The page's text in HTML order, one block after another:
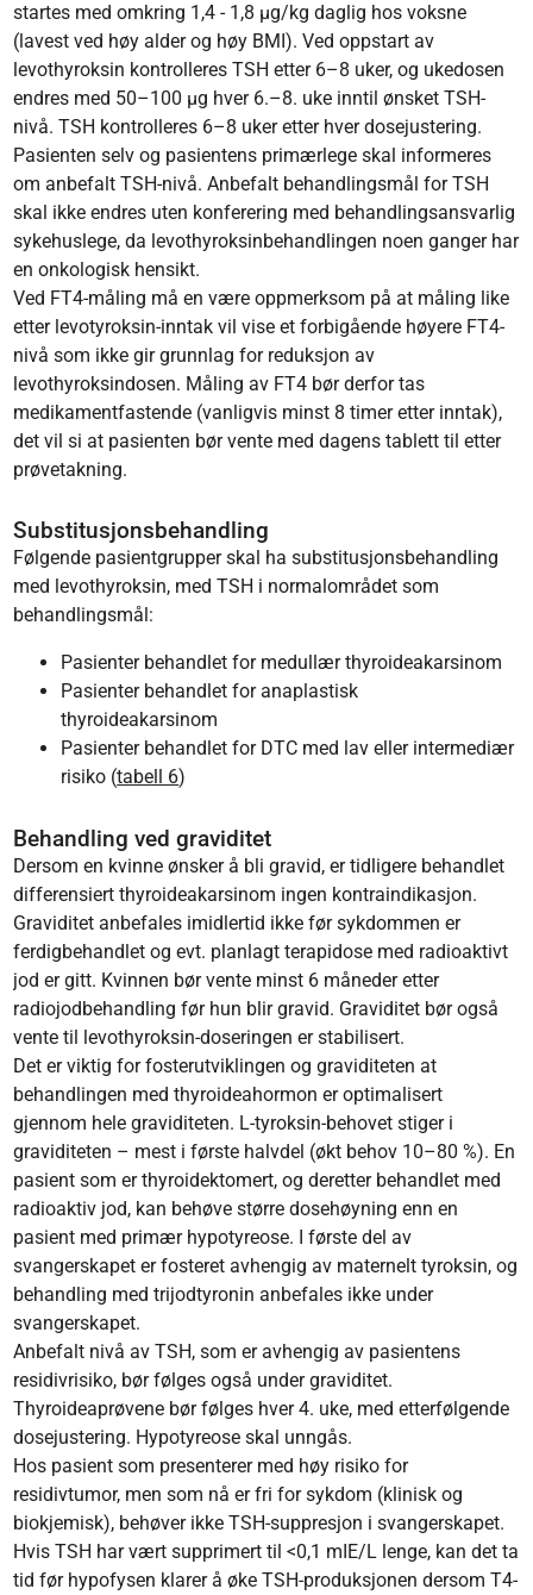
startes med omkring 1,4 - 1,8 µg/kg daglig hos voksne
(lavest ved høy alder og høy BMI). Ved oppstart av
levothyroksin kontrolleres TSH etter 6–8 uker, og ukedosen
endres med 50–100 μg hver 6.–8. uke inntil ønsket TSH-
nivå. TSH kontrolleres 6–8 uker etter hver dosejustering.
Pasienten selv og pasientens primærlege skal informeres
om anbefalt TSH-nivå. Anbefalt behandlingsmål for TSH
skal ikke endres uten konferering med behandlingsansvarlig
sykehuslege, da levothyroksinbehandlingen noen ganger har
en onkologisk hensikt.
Ved FT4-måling må en være oppmerksom på at måling like
etter levotyroksin-inntak vil vise et forbigående høyere FT4-
nivå som ikke gir grunnlag for reduksjon av
levothyroksindosen. Måling av FT4 bør derfor tas
medikamentfastende (vanligvis minst 8 timer etter inntak),
det vil si at pasienten bør vente med dagens tablett til etter
prøvetakning.
Substitusjonsbehandling
Følgende pasientgrupper skal ha substitusjonsbehandling
med levothyroksin, med TSH i normalområdet som
behandlingsmål:
Pasienter behandlet for medullær thyroideakarsinom
Pasienter behandlet for anaplastisk
thyroideakarsinom
Pasienter behandlet for DTC med lav eller intermediær
risiko (tabell 6)
Behandling ved graviditet
Dersom en kvinne ønsker å bli gravid, er tidligere behandlet
differensiert thyroideakarsinom ingen kontraindikasjon.
Graviditet anbefales imidlertid ikke før sykdommen er
ferdigbehandlet og evt. planlagt terapidose med radioaktivt
jod er gitt. Kvinnen bør vente minst 6 måneder etter
radiojodbehandling før hun blir gravid. Graviditet bør også
vente til levothyroksin-doseringen er stabilisert.
Det er viktig for fosterutviklingen og graviditeten at
behandlingen med thyroideahormon er optimalisert
gjennom hele graviditeten. L-tyroksin-behovet stiger i
graviditeten – mest i første halvdel (økt behov 10–80 %). En
pasient som er thyroidektomert, og deretter behandlet med
radioaktiv jod, kan behøve større dosehøyning enn en
pasient med primær hypotyreose. I første del av
svangerskapet er fosteret avhengig av maternelt tyroksin, og
behandling med trijodtyronin anbefales ikke under
svangerskapet.
Anbefalt nivå av TSH, som er avhengig av pasientens
residivrisiko, bør følges også under graviditet.
Thyroideaprøvene bør følges hver 4. uke, med etterfølgende
dosejustering. Hypotyreose skal unngås.
Hos pasient som presenterer med høy risiko for
residivtumor, men som nå er fri for sykdom (klinisk og
biokjemisk), behøver ikke TSH-suppresjon i svangerskapet.
Hvis TSH har vært supprimert til <0,1 mIE/L lenge, kan det ta
tid før hypofysen klarer å øke TSH-produksjonen dersom T4-